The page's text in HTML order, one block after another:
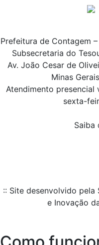
Prefeitura de Contagem
Subsecretaria do
Av. João Cesar de
Minas
Atendimento presencial
sexta-
Saiba
:: Site desenvolvido pela
e Inovação